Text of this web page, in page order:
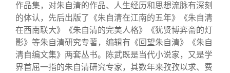
作品集，对朱自清的作品、人生经历和思想流脉有深刻
的体认，先后出版了《朱自清在江南的五年》《朱自清
在西南联大》《朱自清的完美人格》《犹贤博弈斋的灯
影》等朱自清研究专著，编辑有《回望朱自清》《朱自
清自编文集》两套丛书。陈武既是当代小说家，又是学
界首屈一指的朱自清研究专家，其数年来孜孜以求、费